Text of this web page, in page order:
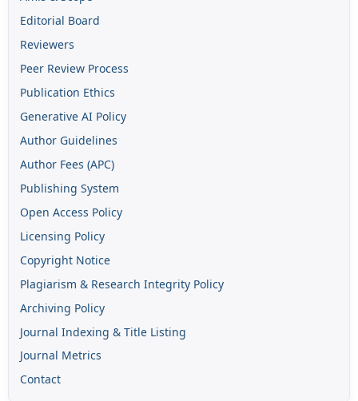
Editorial Board
Reviewers
Peer Review Process
Publication Ethics
Generative AI Policy
Author Guidelines
Author Fees (APC)
Publishing System
Open Access Policy
Licensing Policy
Copyright Notice
Plagiarism & Research Integrity Policy
Archiving Policy
Journal Indexing & Title Listing
Journal Metrics
Contact